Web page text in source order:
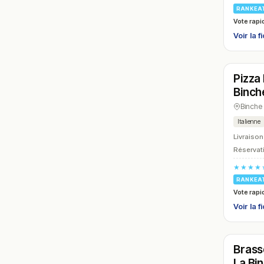
Vote
Voir la
N° 21
Fermé
Binche
Italienne
Livraison
Vote
Voir la
N° 24
Fermé